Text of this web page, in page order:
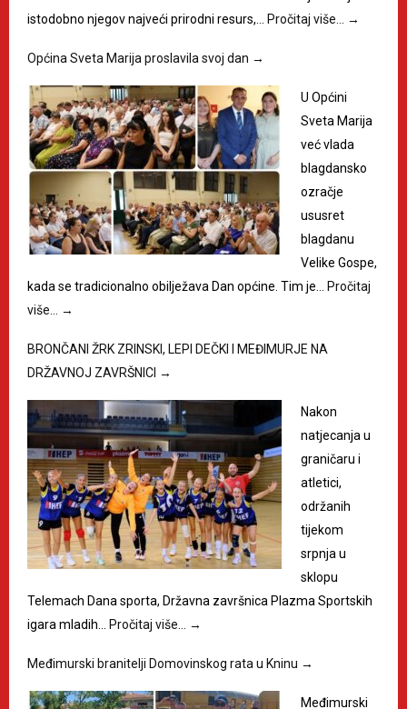
istodobno njegov najveći prirodni resurs,…
Pročitaj više… →
Općina Sveta Marija proslavila svoj dan →
U Općini
Sveta Marija
već vlada
blagdansko
ozračje
ususret
blagdanu
Velike Gospe,
kada se tradicionalno obilježava Dan općine. Tim je…
Pročitaj
više…
→
BRONČANI ŽRK ZRINSKI, LEPI DEČKI I MEĐIMURJE NA
DRŽAVNOJ ZAVRŠNICI →
Nakon
natjecanja u
graničaru i
atletici,
održanih
tijekom
srpnja u
sklopu
Telemach Dana sporta, Državna završnica Plazma Sportskih
igara mladih…
Pročitaj više… →
Međimurski branitelji Domovinskog rata u Kninu →
Međimurski